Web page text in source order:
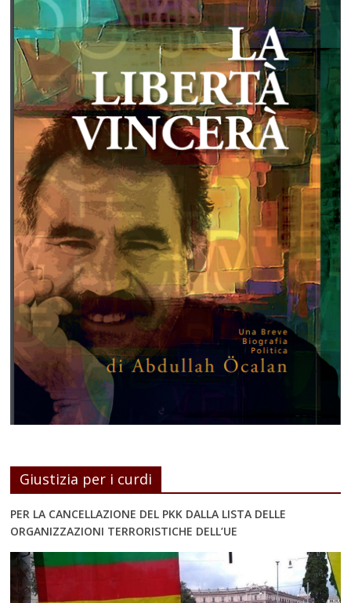
Giustizia per i curdi
PER LA CANCELLAZIONE DEL PKK DALLA LISTA DELLE
ORGANIZZAZIONI TERRORISTICHE DELL’UE